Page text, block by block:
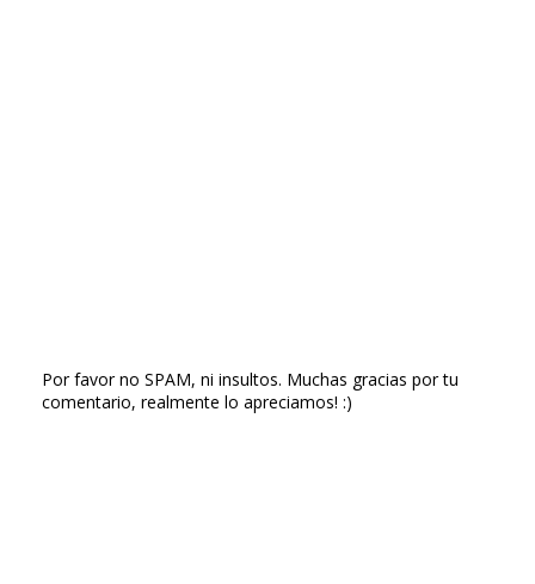
Por favor no SPAM, ni insultos. Muchas gracias por tu
comentario, realmente lo apreciamos! :)